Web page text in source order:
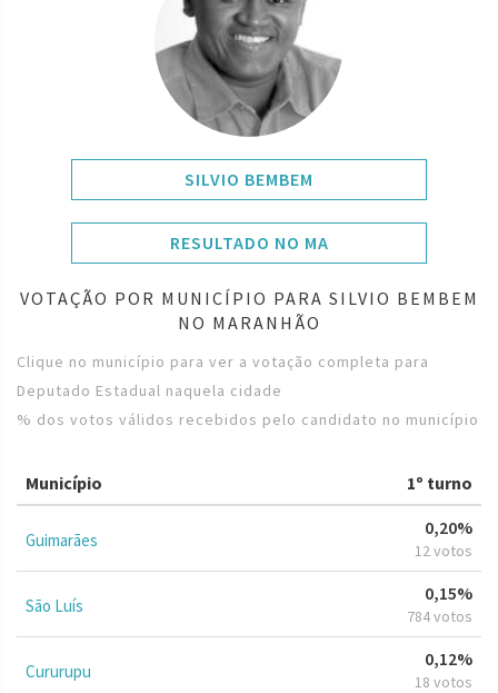
SILVIO BEMBEM
RESULTADO NO MA
VOTAÇÃO POR MUNICÍPIO PARA SILVIO BEMBEM
NO MARANHÃO
Clique no município para ver a votação completa para
Deputado Estadual naquela cidade
% dos votos válidos recebidos pelo candidato no município
Município 1º turno
Guimarães
0,20%
12 votos
São Luís
0,15%
784 votos
Cururupu
0,12%
18 votos